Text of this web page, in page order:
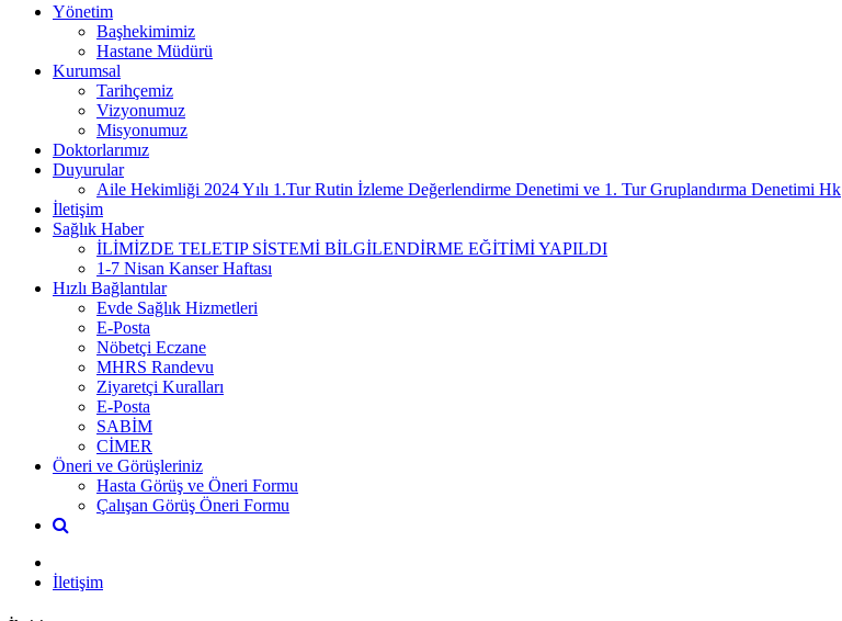
Yönetim
Başhekimimiz
Hastane Müdürü
Kurumsal
Tarihçemiz
Vizyonumuz
Misyonumuz
Doktorlarımız
Duyurular
Aile Hekimliği 2024 Yılı 1.Tur Rutin İzleme Değerlendirme Denetimi ve 1. Tur Gruplandırma Denetimi Hk
İletişim
Sağlık Haber
İLİMİZDE TELETIP SİSTEMİ BİLGİLENDİRME EĞİTİMİ YAPILDI
1-7 Nisan Kanser Haftası
Hızlı Bağlantılar
Evde Sağlık Hizmetleri
E-Posta
Nöbetçi Eczane
MHRS Randevu
Ziyaretçi Kuralları
E-Posta
SABİM
CİMER
Öneri ve Görüşleriniz
Hasta Görüş ve Öneri Formu
Çalışan Görüş Öneri Formu
İletişim